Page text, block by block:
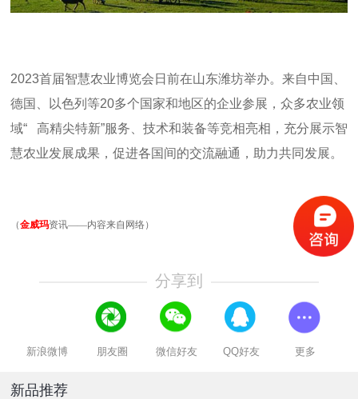
2023首届智慧农业博览会日前在山东潍坊举办。来自中国、
德国、以色列等20多个国家和地区的企业参展，众多农业领
域“ 高精尖特新”服务、技术和装备等竞相亮相，充分展示智
慧农业发展成果，促进各国间的交流融通，助力共同发展。
（金威玛资讯——内容来自网络）
分享到
新浪微博 朋友圈 微信好友 QQ好友 更多
新品推荐